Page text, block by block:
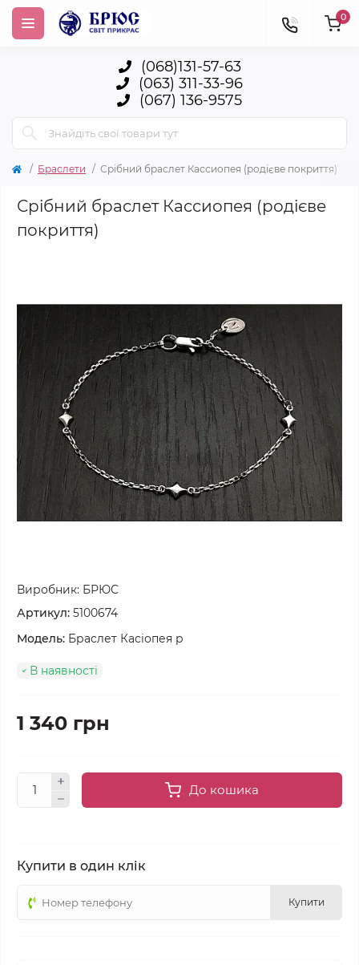
(068)131-57-63
(063) 311-33-96
(067) 136-9575
0
Браслети Срібний браслет Кассиопея (родієве покриття)
Срібний браслет Кассиопея (родієве
покриття)
Виробник: БРЮС
Артикул: 5100674
Модель: Браслет Касіопея р
В наявності
1 340 грн
До кошика
Купити в один клік
Купити